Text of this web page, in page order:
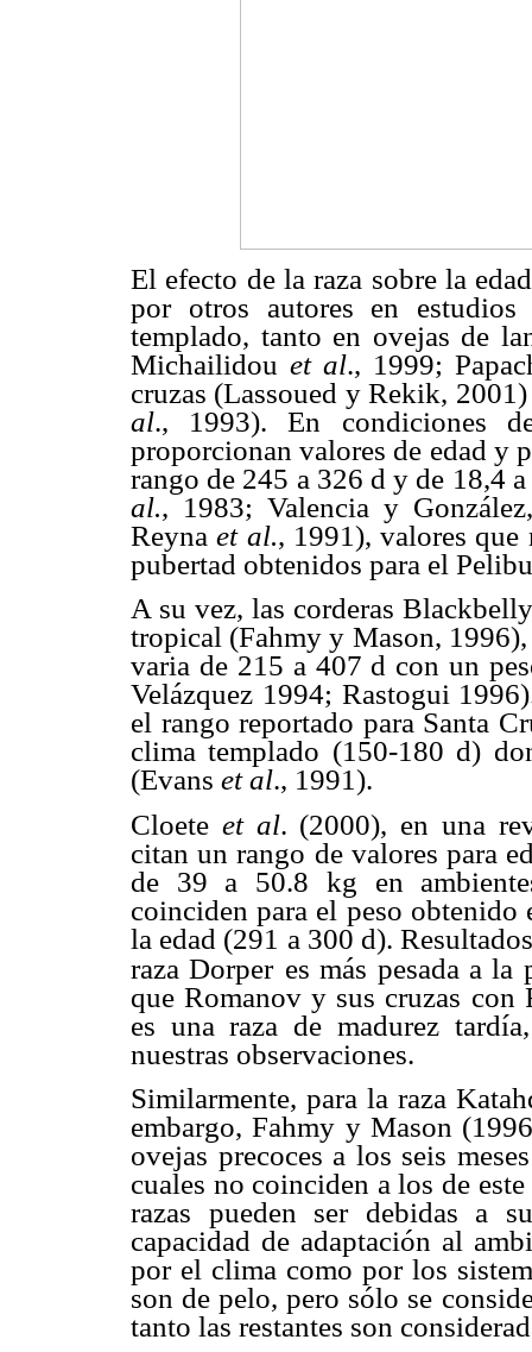
El efecto de la raza sobre la
por otros autores en
templado, tanto en ovejas de
Michailidou et al., 1999;
cruzas (Lassoued y Rekik,
al., 1993). En condiciones
proporcionan valores de edad y
rango de 245 a 326 d y de 18,4
al., 1983; Valencia y
Reynaet al., 1991), valores
pubertad obtenidos para el
A su vez, las corderas
tropical (Fahmy y Mason,
varia de 215 a 407 d con un
Velázquez 1994; Rastogui
el rango reportado para Santa
clima templado (150-180 d)
(Evans et al., 1991).
Cloete et al. (2000), en una
citan un rango de valores para
de 39 a 50.8 kg en
coinciden para el peso
la edad (291 a 300 d).
raza Dorper es más pesada a
que Romanov y sus cruzas
es una raza de madurez
nuestras observaciones.
Similarmente, para la raza
embargo, Fahmy y Mason
ovejas precoces a los seis
cuales no coinciden a los de
razas pueden ser debidas a
capacidad de adaptación al
por el clima como por los
son de pelo, pero sólo se
tanto las restantes son